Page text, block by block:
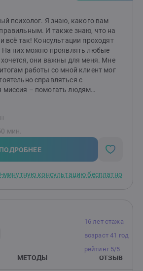
взгляд на привычные проблемы.
ответы и сделаем вашу жизнь
и счастливее. Готовы к первым
и мы начнём ваш путь к
психолог. Я знаю, какого вам
И также знаю, что на
всё так! Консультации проходят
На них можно проявлять любые
они важны для меня. Мне
работы со мной клиент мог
справляться с
– помогать людям
то буду рада видеть вас на
индивидуально и в паре от
родителей). НЕ работаю с: теми, кто
теми, кого заставили прийти;
диагнозами; любыми
мин.
ПОДРОБНЕЕ
минутную консультацию бесплатно
16 лет стажа
возраст 41 год
рейтинг 5/5
МЕТОДЫ ОТЗЫВ